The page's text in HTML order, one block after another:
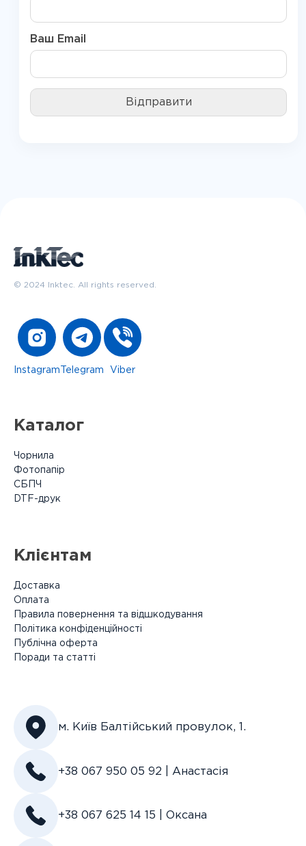
Ваш Email
© 2024 Inktec. All rights reserved.
Instagram Telegram Viber
Каталог
Чорнила
Фотопапір
СБПЧ
DTF-друк
Клієнтам
Доставка
Оплата
Правила повернення та відшкодування
Політика конфіденційності
Публічна оферта
Поради та статті
м. Київ Балтійський провулок, 1.
+38 067 950 05 92 | Анастасія
+38 067 625 14 15 | Оксана